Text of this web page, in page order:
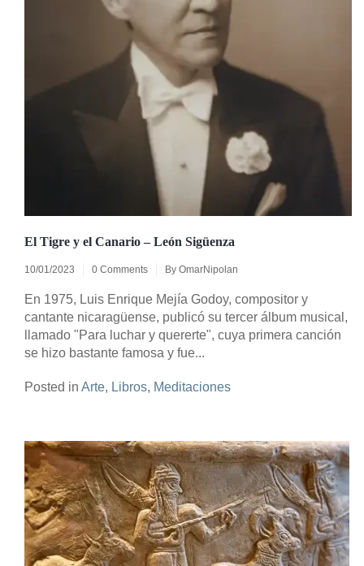
El Tigre y el Canario – León Sigüenza
10/01/2023 0 Comments By OmarNipolan
En 1975, Luis Enrique Mejía Godoy, compositor y
cantante nicaragüense, publicó su tercer álbum musical,
llamado "Para luchar y quererte", cuya primera canción
se hizo bastante famosa y fue...
Posted in Arte, Libros, Meditaciones